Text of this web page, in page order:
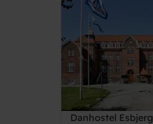
Danhostel Esbjerg